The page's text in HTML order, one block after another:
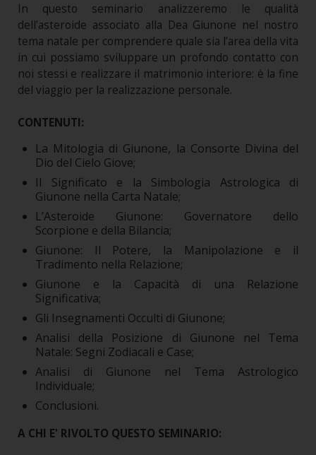
In questo seminario analizzeremo le qualità
dell’asteroide associato alla Dea Giunone nel nostro
tema natale per comprendere quale sia l’area della vita
in cui possiamo sviluppare un profondo contatto con
noi stessi e realizzare il matrimonio interiore: è la fine
del viaggio per la realizzazione personale.
CONTENUTI:
La Mitologia di Giunone, la Consorte Divina del
Dio del Cielo Giove;
Il Significato e la Simbologia Astrologica di
Giunone nella Carta Natale;
L’Asteroide Giunone: Governatore dello
Scorpione e della Bilancia;
Giunone: Il Potere, la Manipolazione e il
Tradimento nella Relazione;
Giunone e la Capacità di una Relazione
Significativa;
Gli Insegnamenti Occulti di Giunone;
Analisi della Posizione di Giunone nel Tema
Natale: Segni Zodiacali e Case;
Analisi di Giunone nel Tema Astrologico
Individuale;
Conclusioni.
A CHI E' RIVOLTO QUESTO SEMINARIO: